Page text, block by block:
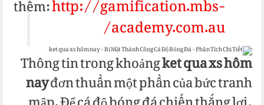
thêm: academy.com.au/
Thông tin trong khoảngket qua xs hôm
nayđơn thuần một phần của bức tranh